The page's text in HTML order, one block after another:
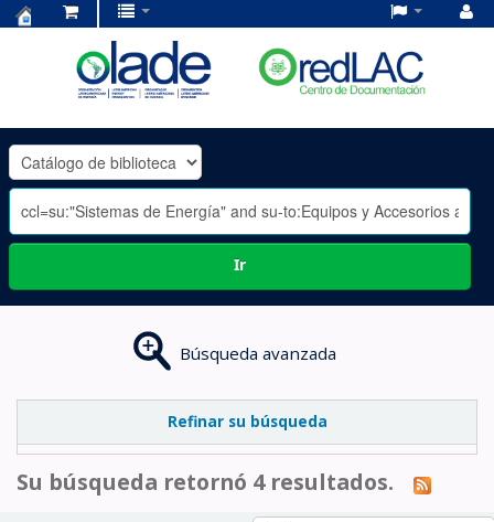
OLADE
-
Ir
Búsqueda avanzada
Refinar su búsqueda
Su búsqueda retornó 4 resultados.